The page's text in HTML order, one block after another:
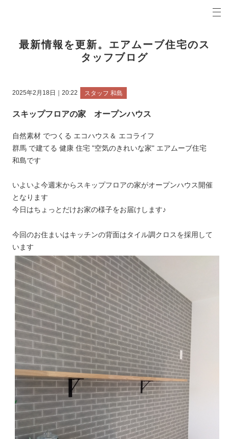
2025年2月18日｜20:22 スタッフ 和島
スキップフロアの家 オープンハウス
最新情報を更新。エアムーブ住宅のス
タッフブログ
自然素材 でつくる エコハウス＆ エコライフ
群馬 で建てる 健康 住宅 "空気のきれいな家" エアムーブ住宅
和島です
いよいよ今週末からスキップフロアの家がオープンハウス開催
となります
今日はちょっとだけお家の様子をお届けします♪
今回のお住まいはキッチンの背面はタイル調クロスを採用して
います